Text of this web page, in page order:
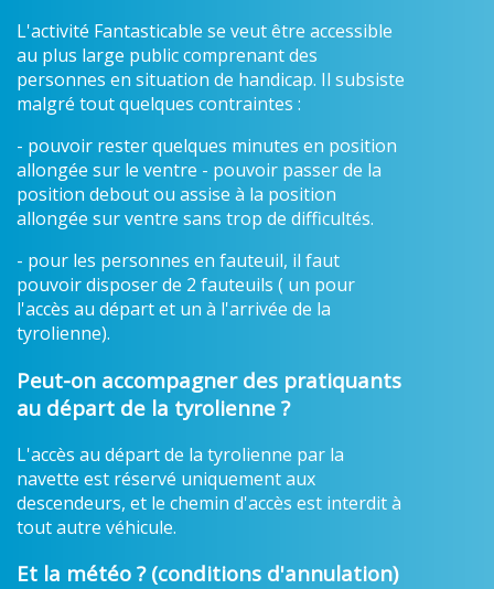
L'activité Fantasticable se veut être accessible
au plus large public comprenant des
personnes en situation de handicap. Il subsiste
malgré tout quelques contraintes :
- pouvoir rester quelques minutes en position
allongée sur le ventre - pouvoir passer de la
position debout ou assise à la position
allongée sur ventre sans trop de difficultés.
- pour les personnes en fauteuil, il faut
pouvoir disposer de 2 fauteuils ( un pour
l'accès au départ et un à l'arrivée de la
tyrolienne).
Peut-on accompagner des pratiquants
au départ de la tyrolienne ?
L'accès au départ de la tyrolienne par la
navette est réservé uniquement aux
descendeurs, et le chemin d'accès est interdit à
tout autre véhicule.
Et la météo ? (conditions d'annulation)